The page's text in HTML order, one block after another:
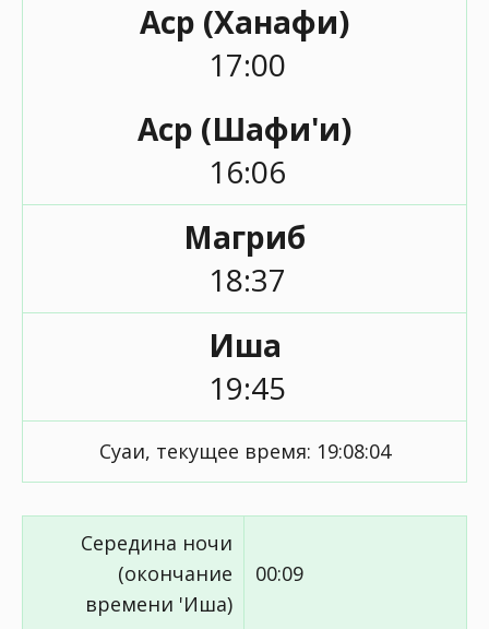
Аср (Ханафи)
17:00
Аср (Шафи'и)
16:06
Магриб
18:37
Иша
19:45
Суаи, текущее время: 19:08:04
Середина ночи
(окончание
времени 'Иша)
00:09